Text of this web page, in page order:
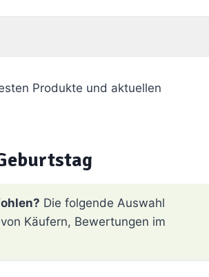
Produkte und aktuellen
Die folgende Auswahl
Käufern, Bewertungen im